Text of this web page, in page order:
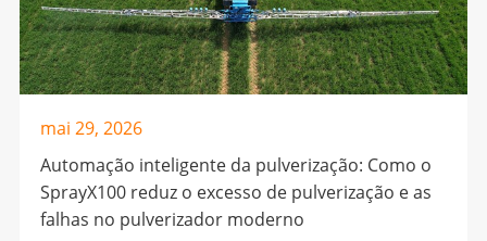
mai 29, 2026
Automação inteligente da pulverização: Como o
SprayX100 reduz o excesso de pulverização e as
falhas no pulverizador moderno